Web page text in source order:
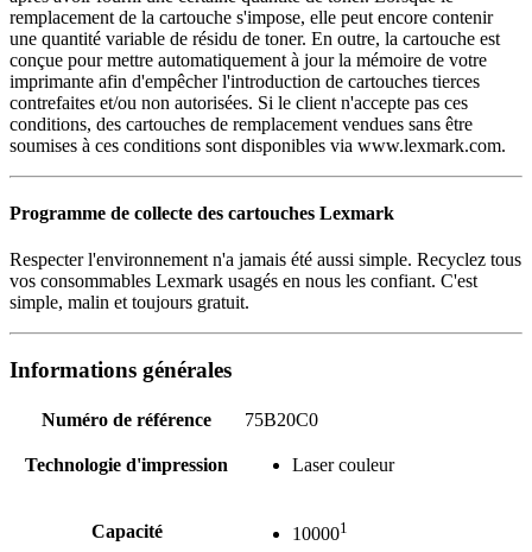
remplacement de la cartouche s'impose, elle peut encore contenir
une quantité variable de résidu de toner. En outre, la cartouche est
conçue pour mettre automatiquement à jour la mémoire de votre
imprimante afin d'empêcher l'introduction de cartouches tierces
contrefaites et/ou non autorisées. Si le client n'accepte pas ces
conditions, des cartouches de remplacement vendues sans être
soumises à ces conditions sont disponibles via www.lexmark.com.
Programme de collecte des cartouches Lexmark
Respecter l'environnement n'a jamais été aussi simple. Recyclez tous
vos consommables Lexmark usagés en nous les confiant. C'est
simple, malin et toujours gratuit.
Informations générales
Numéro de référence 75B20C0
Technologie d'impression Laser couleur
Capacité 100001